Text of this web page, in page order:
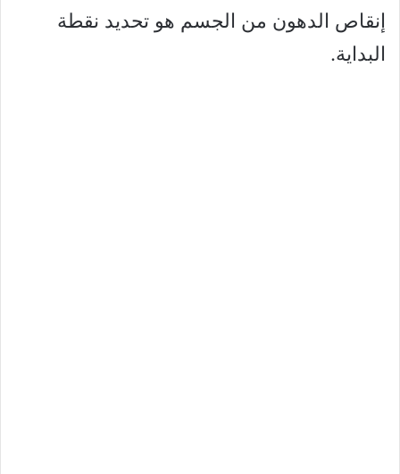
إنقاص الدهون من الجسم هو تحديد نقطة
البداية.